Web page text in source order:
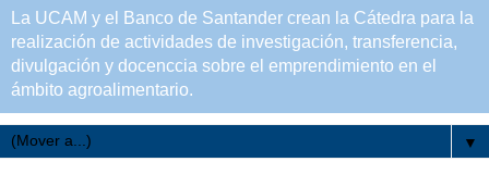
La UCAM y el Banco de Santander crean la Cátedra para la
realización de actividades de investigación, transferencia,
divulgación y docenccia sobre el emprendimiento en el
ámbito agroalimentario.
▼